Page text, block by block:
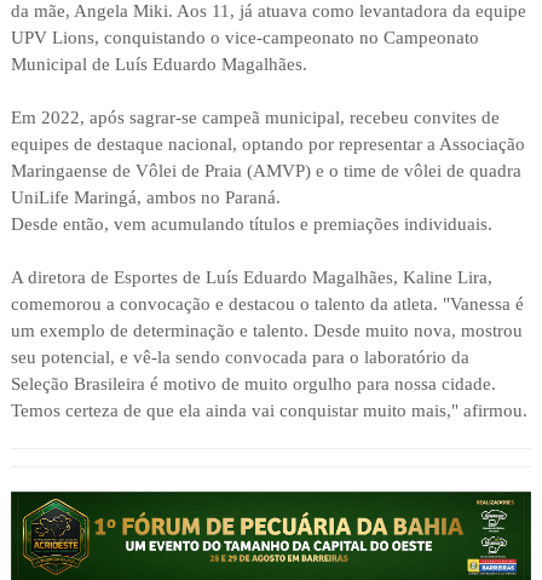
da mãe, Angela Miki. Aos 11, já atuava como levantadora da equipe
UPV Lions, conquistando o vice-campeonato no Campeonato
Municipal de Luís Eduardo Magalhães.
Em 2022, após sagrar-se campeã municipal, recebeu convites de
equipes de destaque nacional, optando por representar a Associação
Maringaense de Vôlei de Praia (AMVP) e o time de vôlei de quadra
UniLife Maringá, ambos no Paraná.
Desde então, vem acumulando títulos e premiações individuais.
A diretora de Esportes de Luís Eduardo Magalhães, Kaline Lira,
comemorou a convocação e destacou o talento da atleta. "Vanessa é
um exemplo de determinação e talento. Desde muito nova, mostrou
seu potencial, e vê-la sendo convocada para o laboratório da
Seleção Brasileira é motivo de muito orgulho para nossa cidade.
Temos certeza de que ela ainda vai conquistar muito mais," afirmou.